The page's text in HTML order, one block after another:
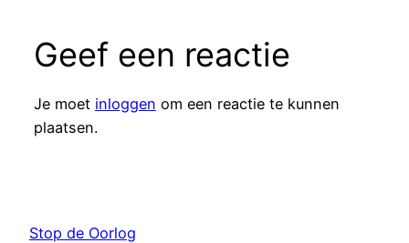
Geef een reactie
Je moet inloggen om een reactie te kunnen
plaatsen.
Stop de Oorlog